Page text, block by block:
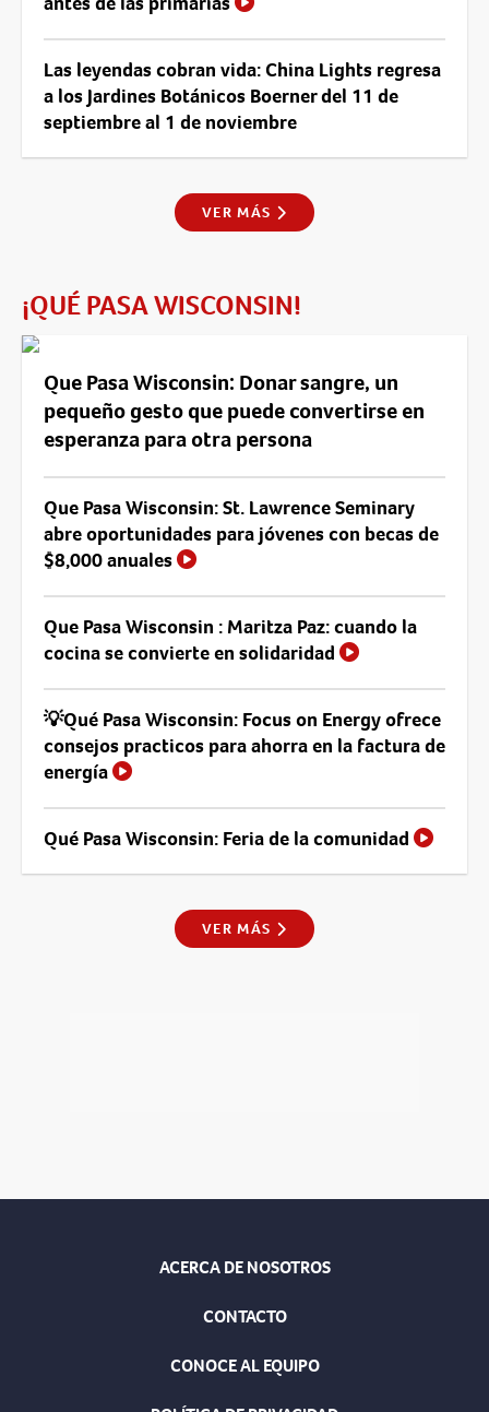
Las leyendas cobran vida: China Lights regresa
a los Jardines Botánicos Boerner del 11 de
septiembre al 1 de noviembre
VER MÁS
¡QUÉ PASA WISCONSIN!
Que Pasa Wisconsin: Donar sangre, un
pequeño gesto que puede convertirse en
esperanza para otra persona
Que Pasa Wisconsin: St. Lawrence Seminary
abre oportunidades para jóvenes con becas de
$8,000 anuales
Que Pasa Wisconsin : Maritza Paz: cuando la
cocina se convierte en solidaridad
💡Qué Pasa Wisconsin: Focus on Energy ofrece
consejos practicos para ahorra en la factura de
energía
Qué Pasa Wisconsin: Feria de la comunidad
VER MÁS
ACERCA DE NOSOTROS
CONTACTO
CONOCE AL EQUIPO